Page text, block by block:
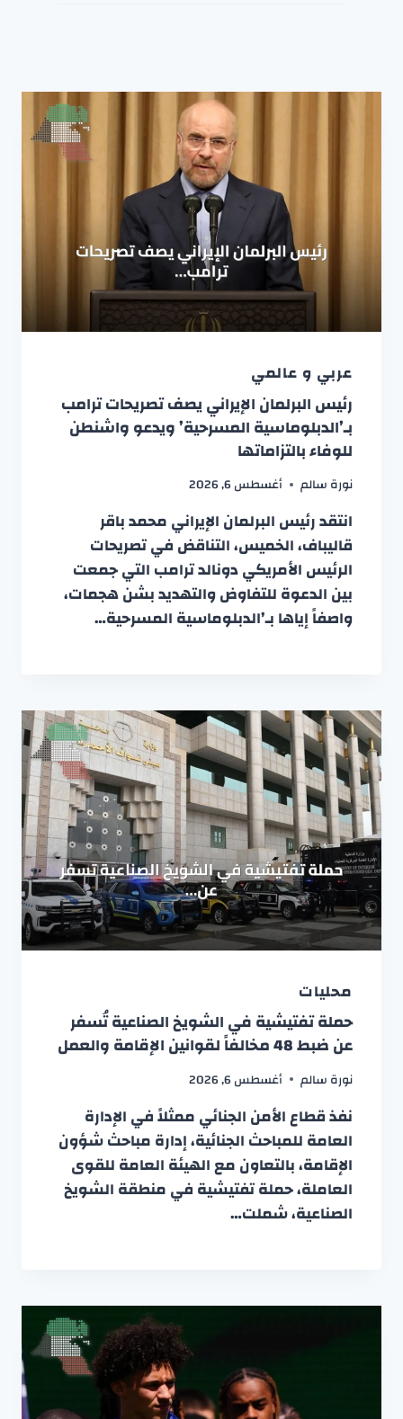
عربي و عالمي
رئيس البرلمان الإيراني يصف تصريحات ترامب
بـ’الدبلوماسية المسرحية’ ويدعو واشنطن
للوفاء بالتزاماتها
نورة سالم أغسطس 6, 2026
انتقد رئيس البرلمان الإيراني محمد باقر
قاليباف، الخميس، التناقض في تصريحات
الرئيس الأمريكي دونالد ترامب التي جمعت
بين الدعوة للتفاوض والتهديد بشن هجمات،
واصفاً إياها بـ’الدبلوماسية المسرحية…
محليات
حملة تفتيشية في الشويخ الصناعية تُسفر
عن ضبط 48 مخالفاً لقوانين الإقامة والعمل
نورة سالم أغسطس 6, 2026
نفذ قطاع الأمن الجنائي ممثلاً في الإدارة
العامة للمباحث الجنائية، إدارة مباحث شؤون
الإقامة، بالتعاون مع الهيئة العامة للقوى
العاملة، حملة تفتيشية في منطقة الشويخ
الصناعية، شملت…